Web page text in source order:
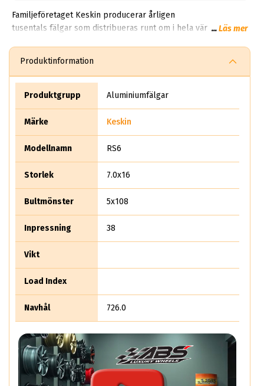
Familjeföretaget Keskin producerar årligen
tusentals fälgar som distribueras runt om i hela världen. På
GmbH, bolaget härstammar och kommer från Tyskland.
...Läs mer
Produktinformation
Produktgrupp Aluminiumfälgar
Märke Keskin
Modellnamn RS6
Storlek 7.0x16
Bultmönster 5x108
Inpressning 38
Vikt
Load Index
Navhål 726.0